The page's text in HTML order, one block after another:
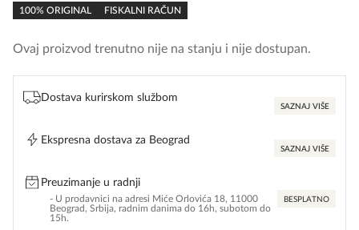
rating
100% ORIGINAL FISKALNI RAČUN
Ovaj proizvod trenutno nije na stanju i nije dostupan.
Dostava kurirskom službom
SAZNAJ VIŠE
Ekspresna dostava za Beograd
SAZNAJ VIŠE
Preuzimanje u radnji
- U prodavnici na adresi Miće Orlovića 18, 11000
Beograd, Srbija, radnim danima do 16h, subotom do
15h.
BESPLATNO